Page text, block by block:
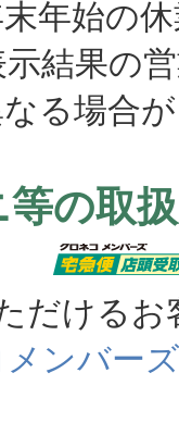
年始の
結果の
場合が
等の取
だけるお
ンバーズ